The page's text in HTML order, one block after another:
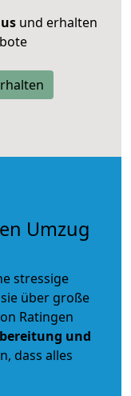
und erhalten
Umzug
stressige
über große
Ratingen
und
dass alles